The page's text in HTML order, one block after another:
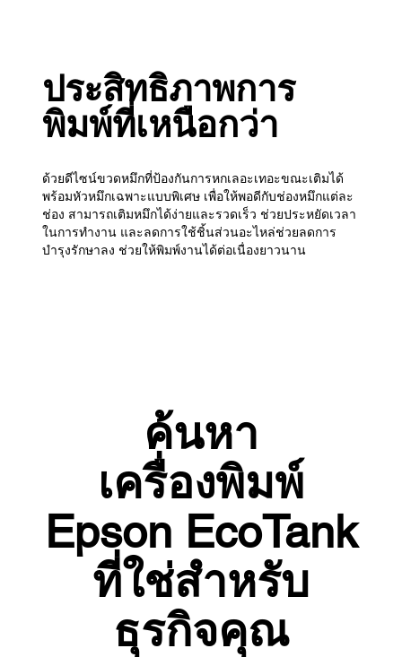
ประสิทธิภาพการ
พิมพ์ที่เหนือกว่า
ด้วยดีไซน์ขวดหมึกที่ป้องกันการหกเลอะเทอะขณะเติมได้
พร้อมหัวหมึกเฉพาะแบบพิเศษ เพื่อให้พอดีกับช่องหมึกแต่ละ
ช่อง สามารถเติมหมึกได้ง่ายและรวดเร็ว ช่วยประหยัดเวลา
ในการทำงาน และลดการใช้ชิ้นส่วนอะไหล่ช่วยลดการ
บำรุงรักษาลง ช่วยให้พิมพ์งานได้ต่อเนื่องยาวนาน
ค้นหา
เครื่องพิมพ์
Epson EcoTank
ที่ใช่สำหรับ
ธุรกิจคุณ